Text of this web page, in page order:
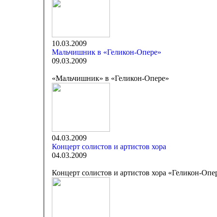
10.03.2009
Мальчишник в «Геликон-Опере»
09.03.2009
«Мальчишник» в «Геликон-Опере»
04.03.2009
Концерт солистов и артистов хора
04.03.2009
Концерт солистов и артистов хора «Геликон-